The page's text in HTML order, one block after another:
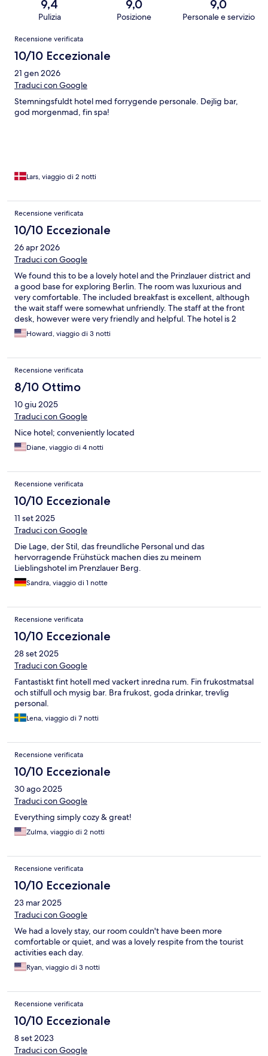
9,4
Pulizia
9,0
Posizione
9,0
Personale e servizio
Recensioni
Recensione verificata
10/10 Eccezionale
21 gen 2026
Traduci con Google
Stemningsfuldt hotel med forrygende personale. Dejlig bar,
god morgenmad, fin spa!
Lars, viaggio di 2 notti
Recensione verificata
10/10 Eccezionale
26 apr 2026
Traduci con Google
We found this to be a lovely hotel and the Prinzlauer district and
a good base for exploring Berlin. The room was luxurious and
very comfortable. The included breakfast is excellent, although
the wait staff were somewhat unfriendly. The staff at the front
desk, however were very friendly and helpful. The hotel is 2
stops on the M2 tram from Alexanderplatz.
Howard, viaggio di 3 notti
Recensione verificata
8/10 Ottimo
10 giu 2025
Traduci con Google
Nice hotel; conveniently located
Diane, viaggio di 4 notti
Recensione verificata
10/10 Eccezionale
11 set 2025
Traduci con Google
Die Lage, der Stil, das freundliche Personal und das
hervorragende Frühstück machen dies zu meinem
Lieblingshotel im Prenzlauer Berg.
Sandra, viaggio di 1 notte
Recensione verificata
10/10 Eccezionale
28 set 2025
Traduci con Google
Fantastiskt fint hotell med vackert inredna rum. Fin frukostmatsal
och stilfull och mysig bar. Bra frukost, goda drinkar, trevlig
personal.
Lena, viaggio di 7 notti
Recensione verificata
10/10 Eccezionale
30 ago 2025
Traduci con Google
Everything simply cozy & great!
Zulma, viaggio di 2 notti
Recensione verificata
10/10 Eccezionale
23 mar 2025
Traduci con Google
We had a lovely stay, our room couldn't have been more
comfortable or quiet, and was a lovely respite from the tourist
activities each day.
Ryan, viaggio di 3 notti
Recensione verificata
10/10 Eccezionale
8 set 2023
Traduci con Google